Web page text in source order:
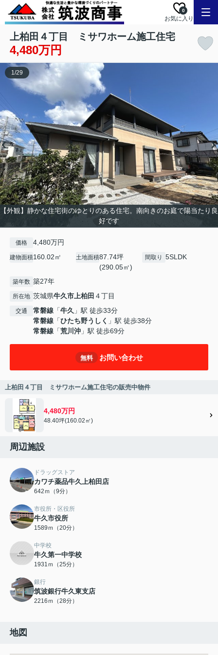
0
お気に入り
上柏田４丁目 ミサワホーム施工住宅
4,480万円
【外観】静かな住宅街のゆとりのある住宅。南向きのお庭で陽当たり良
好です
1/29
価格 4,480万円
建物面積160.02㎡ 土地面積87.74坪
(290.05㎡)
間取り 5SLDK
築年数 築27年
所在地 茨城県牛久市上柏田 ４丁目
交通 常磐線 「牛久 」駅 徒歩33分
常磐線 「ひたち野うしく 」駅 徒歩38分
常磐線 「荒川沖 」駅 徒歩69分
無料 お問い合わせ
上柏田４丁目 ミサワホーム施工住宅の販売中物件
4,480万円
48.40坪(160.02㎡)
周辺施設
ドラッグストア
カワチ薬品牛久上柏田店
642ｍ（9分）
市役所・区役所
牛久市役所
1589ｍ（20分）
中学校
牛久第一中学校
1931ｍ（25分）
銀行
筑波銀行牛久東支店
2216ｍ（28分）
地図